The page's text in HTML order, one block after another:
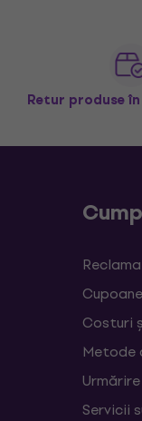
Retur produse
Cupoane
Costuri
Metode
Servicii